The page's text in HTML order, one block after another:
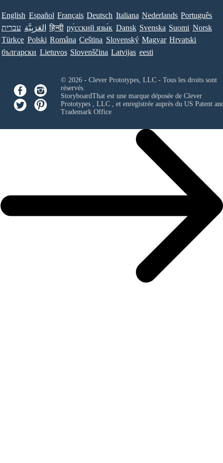
English Español Français Deutsch Italiana Nederlands Português
עברית العَرَبِيَّة हिन्दी ру́сский язы́к Dansk Svenska Suomi Norsk
Türkçe Polski Româna Ceština Slovenský Magyar Hrvatski
български Lietuvos Slovenščina Latvijas eesti
© 2026 - Clever Prototypes, LLC - Tous les droits sont
réservés.
StoryboardThat est une marque déposée de Clever
Prototypes , LLC, et enregistrée auprès du US Patent
Trademark Office